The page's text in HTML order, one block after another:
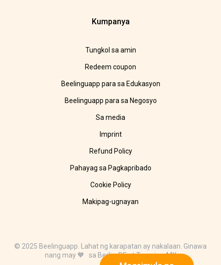
Kumpanya
Tungkol sa amin
Redeem coupon
Beelinguapp para sa Edukasyon
Beelinguapp para sa Negosyo
Sa media
Imprint
Refund Policy
Pahayag sa Pagkapribado
Cookie Policy
Makipag-ugnayan
© 2025 Beelinguapp. Lahat ng karapatan ay nakalaan. Ginawa
nang may 🧡 sa Berlin, DE at Tampico, MX